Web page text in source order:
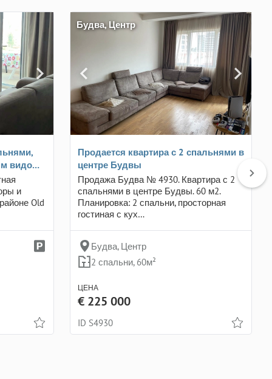
видо…
и
Old
Будва, Центр
Продается квартира с 2 спальнями в
центре Будвы
Продажа Будва № 4930. Квартира с 2
спальнями в центре Будвы. 60 м2.
Планировка: 2 спальни, просторная
гостиная с кух…
Будва, Центр
2 спальни, 60м²
ЦЕНА
€ 225 000
ID S4930